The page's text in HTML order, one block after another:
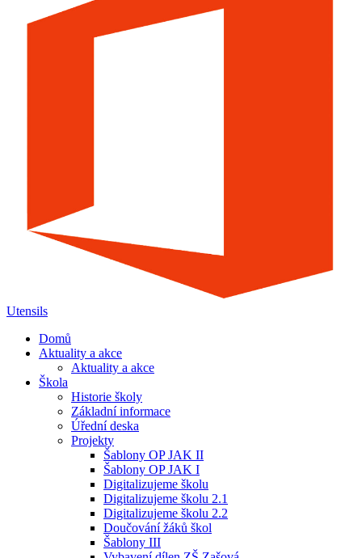
Utensils
Domů
Aktuality a akce
Aktuality a akce
Škola
Historie školy
Základní informace
Úřední deska
Projekty
Šablony OP JAK II
Šablony OP JAK I
Digitalizujeme školu
Digitalizujeme školu 2.1
Digitalizujeme školu 2.2
Doučování žáků škol
Šablony III